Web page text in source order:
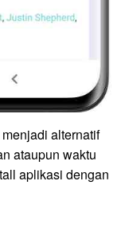
alternatif
ataupun waktu
aplikasi dengan